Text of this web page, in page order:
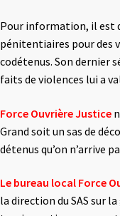
Pour information, il est
pénitentiaires pour des
codétenus. Son dernier
faits de violences lui a
Force Ouvrière Justice
Grand soit un sas de
détenus qu’on n’arrive
Le bureau local Force
la direction du SAS sur